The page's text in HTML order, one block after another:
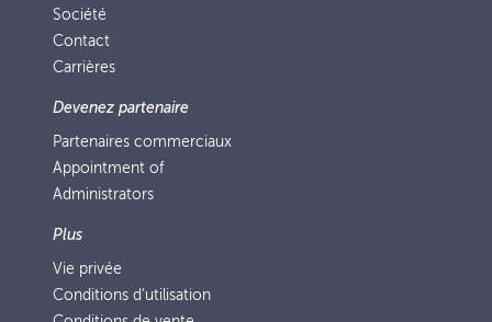
Société
Contact
Carrières
Devenez partenaire
Partenaires commerciaux
Appointment of
Administrators
Plus
Vie privée
Conditions d’utilisation